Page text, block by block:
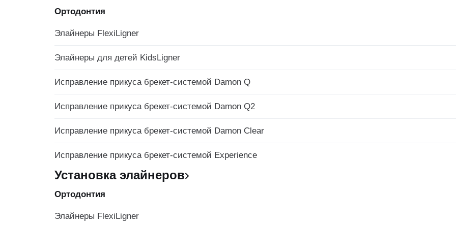
Ортодонтия
Элайнеры FlexiLigner
Элайнеры для детей KidsLigner
Исправление прикуса брекет-системой Damon Q
Исправление прикуса брекет-системой Damon Q2
Исправление прикуса брекет-системой Damon Clear
Исправление прикуса брекет-системой Experience
Установка элайнеров
Ортодонтия
Элайнеры FlexiLigner